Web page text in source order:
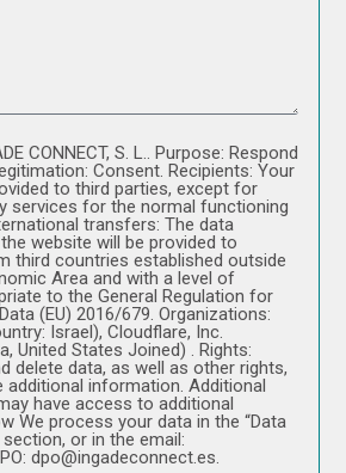
CONNECT, S. L.. Purpose: Respond
Consent. Recipients: Your
to third parties, except for
services for the normal functioning
transfers: The data
website will be provided to
third countries established outside
Area and with a level of
to the General Regulation for
(EU) 2016/679. Organizations:
Israel), Cloudflare, Inc.
United States Joined) . Rights:
delete data, as well as other rights,
additional information. Additional
have access to additional
We process your data in the “Data
or in the email:
dpo@ingadeconnect.es.